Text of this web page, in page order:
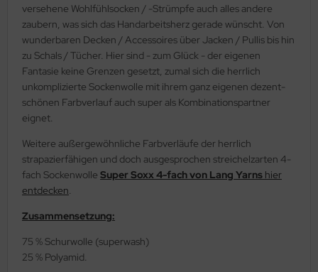
versehene Wohlfühlsocken / -Strümpfe auch alles andere
zaubern, was sich das Handarbeitsherz gerade wünscht. Von
wunderbaren Decken / Accessoires über Jacken / Pullis bis hin
zu Schals / Tücher. Hier sind - zum Glück - der eigenen
Fantasie keine Grenzen gesetzt, zumal sich die herrlich
unkomplizierte Sockenwolle mit ihrem ganz eigenen dezent-
schönen Farbverlauf auch super als Kombinationspartner
eignet.
Weitere außergewöhnliche Farbverläufe der herrlich
strapazierfähigen und doch ausgesprochen streichelzarten 4-
fach Sockenwolle Super Soxx 4-fach von Lang Yarns hier
entdecken.
Zusammensetzung:
75 % Schurwolle (superwash)
25 % Polyamid.